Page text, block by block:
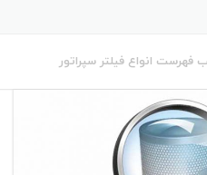
انواع فیلتر سپراتور